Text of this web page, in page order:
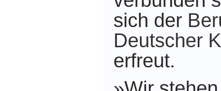
sich der
Deutscher
erfreut.